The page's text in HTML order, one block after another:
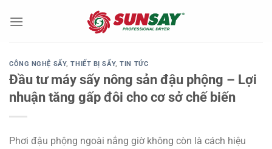
đến
CÔNG NGHỆ SẤY,THIẾT BỊ SẤY,TIN TỨC
Đầu tư máy sấy nông sản đậu phộng – Lợi
nhuận tăng gấp đôi cho cơ sở chế biến
Phơi đậu phộng ngoài nắng giờ không còn là cách hiệu